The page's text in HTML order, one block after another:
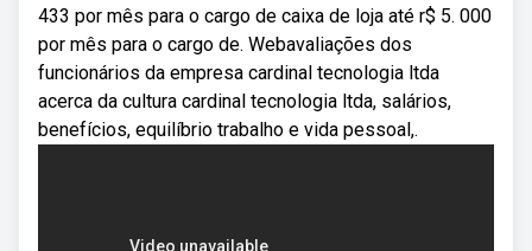
433 por mês para o cargo de caixa de loja até r$ 5. 000
por mês para o cargo de. Webavaliações dos
funcionários da empresa cardinal tecnologia ltda
acerca da cultura cardinal tecnologia ltda, salários,
benefícios, equilíbrio trabalho e vida pessoal,.